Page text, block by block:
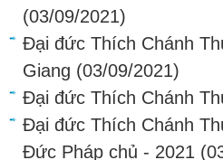
(03/09/2021)
Đại đức Thích Chánh
Giang (03/09/2021)
Đại đức Thích Chánh
Đại đức Thích Chánh
Đức Pháp chủ - 2021